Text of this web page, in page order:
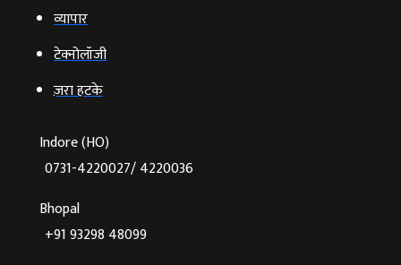
व्‍यापार
टेक्‍नोलॉजी
ज़रा हटके
Indore (HO)
0731-4220027/ 4220036
Bhopal
+91 93298 48099